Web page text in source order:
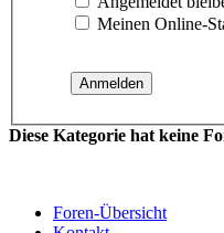
Meinen Online-
Diese Kategorie hat keine
Foren-Übersicht